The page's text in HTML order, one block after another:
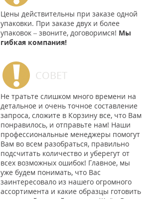
Цены действительны при заказе одной
упаковки. При заказе двух и более
упаковок – звоните, договоримся! Мы
гибкая компания!
СОВЕТ
Не тратьте слишком много времени на
детальное и очень точное составление
запроса, сложите в Корзину все, что Вам
понравилось, и отправьте нам! Наши
профессиональные менеджеры помогут
Вам во всем разобраться, правильно
подсчитать количество и уберегут от
всех возможных ошибок! Главное, мы
уже будем понимать, что Вас
заинтересовало из нашего огромного
ассортимента и какие образцы готовить